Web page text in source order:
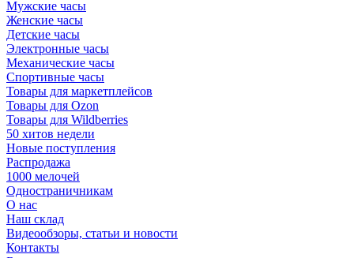
Мужские часы
Женские часы
Детские часы
Электронные часы
Механические часы
Спортивные часы
Товары для маркетплейсов
Товары для Ozon
Товары для Wildberries
50 хитов недели
Новые поступления
Распродажа
1000 мелочей
Одностраничникам
О нас
Наш склад
Видеообзоры, статьи и новости
Контакты